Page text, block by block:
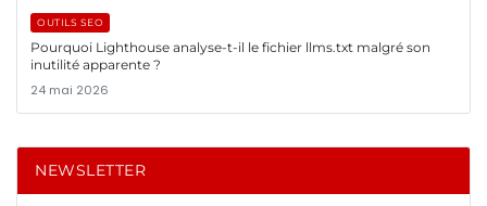
OUTILS SEO
Pourquoi Lighthouse analyse-t-il le fichier llms.txt malgré son
inutilité apparente ?
24 mai 2026
NEWSLETTER